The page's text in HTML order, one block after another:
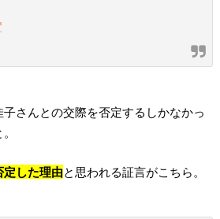
さんとの交際を否定するしかなかっ
定した理由と思われる証言がこちら。